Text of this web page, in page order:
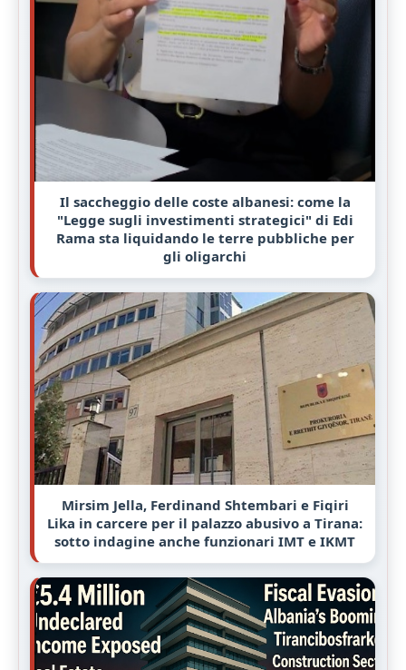
Il saccheggio delle coste albanesi: come la
"Legge sugli investimenti strategici" di Edi
Rama sta liquidando le terre pubbliche per
gli oligarchi
Mirsim Jella, Ferdinand Shtembari e Fiqiri
Lika in carcere per il palazzo abusivo a Tirana:
sotto indagine anche funzionari IMT e IKMT